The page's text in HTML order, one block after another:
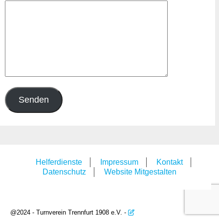
Helferdienste Impressum
Kontakt
Datenschutz
Website Mitgestalten
@2024 - Turnverein Trennfurt 1908 e.V. -